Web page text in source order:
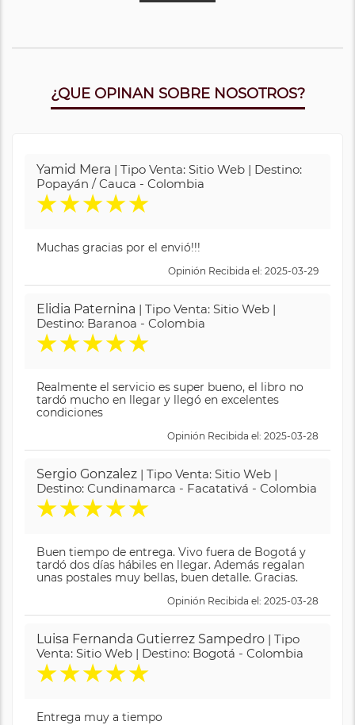
¿QUE OPINAN SOBRE NOSOTROS?
Yamid Mera | Tipo Venta: Sitio Web | Destino:
Popayán / Cauca - Colombia
★★★★★
Muchas gracias por el envió!!!
Opinión Recibida el: 2025-03-29
Elidia Paternina | Tipo Venta: Sitio Web |
Destino: Baranoa - Colombia
★★★★★
Realmente el servicio es super bueno, el libro no
tardó mucho en llegar y llegó en excelentes
condiciones
Opinión Recibida el: 2025-03-28
Sergio Gonzalez | Tipo Venta: Sitio Web |
Destino: Cundinamarca - Facatativá - Colombia
★★★★★
Buen tiempo de entrega. Vivo fuera de Bogotá y
tardó dos días hábiles en llegar. Además regalan
unas postales muy bellas, buen detalle. Gracias.
Opinión Recibida el: 2025-03-28
Luisa Fernanda Gutierrez Sampedro | Tipo
Venta: Sitio Web | Destino: Bogotá - Colombia
★★★★★
Entrega muy a tiempo